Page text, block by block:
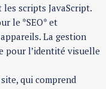
scripts JavaScript.
le *SEO* et
La gestion
pour l’identité visuelle
qui comprend